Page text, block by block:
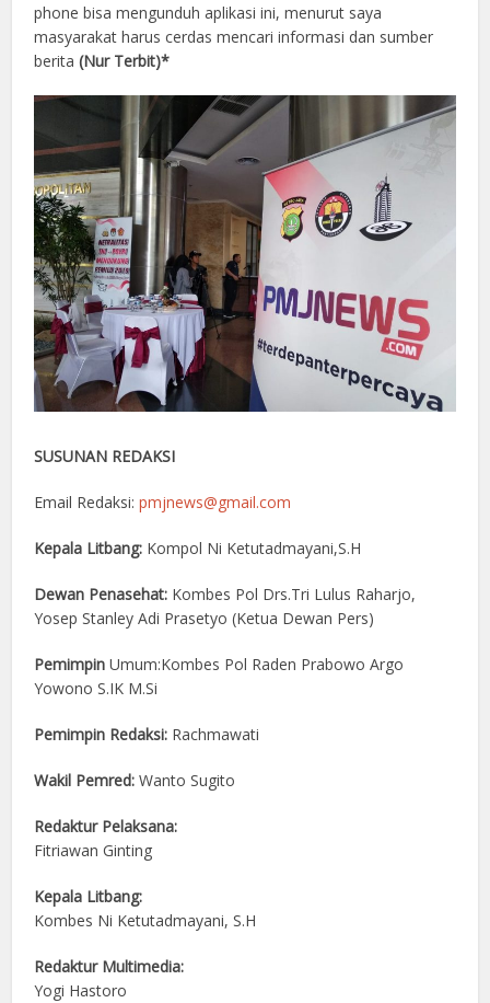
phone bisa mengunduh aplikasi ini, menurut saya
masyarakat harus cerdas mencari informasi dan sumber
berita(Nur Terbit)*
SUSUNAN REDAKSI
Email Redaksi:pmjnews@gmail.com
Kepala Litbang: Kompol Ni Ketutadmayani,S.H
Dewan Penasehat: Kombes Pol Drs.Tri Lulus Raharjo,
Yosep Stanley Adi Prasetyo (Ketua Dewan Pers)
Pemimpin Umum:Kombes Pol Raden Prabowo Argo
Yowono S.IK M.Si
Pemimpin Redaksi: Rachmawati
Wakil Pemred:Wanto Sugito
Redaktur Pelaksana:
Fitriawan Ginting
Kepala Litbang:
Kombes Ni Ketutadmayani, S.H
Redaktur Multimedia:
Yogi Hastoro